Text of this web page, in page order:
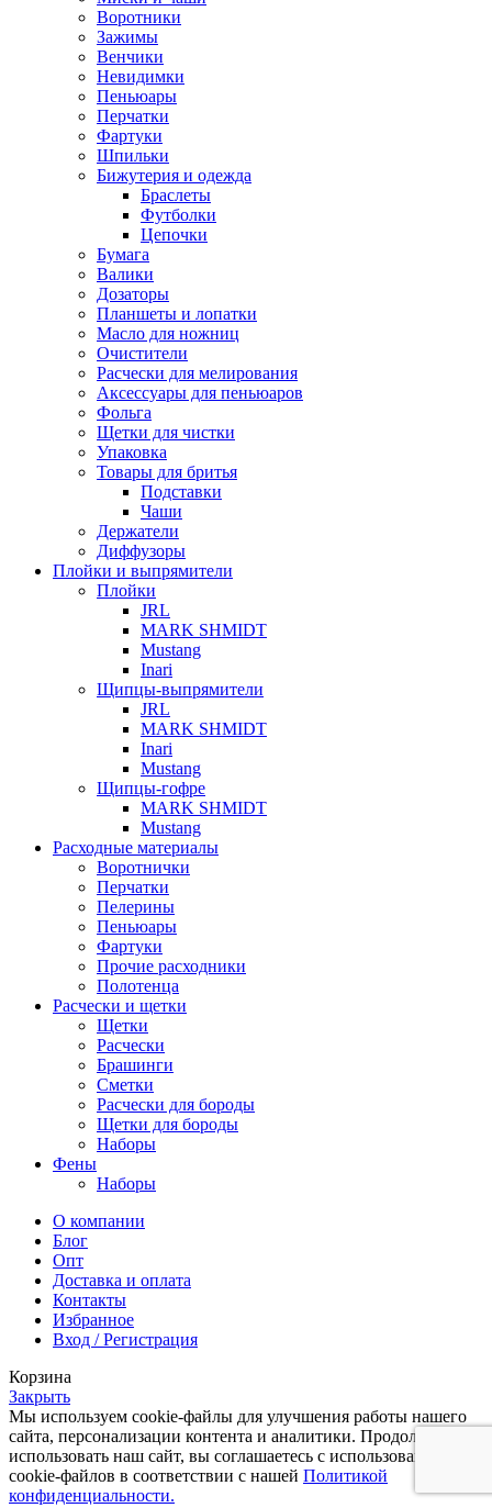
Воротники
Зажимы
Венчики
Невидимки
Пеньюары
Перчатки
Фартуки
Шпильки
Бижутерия и одежда
Браслеты
Футболки
Цепочки
Бумага
Валики
Дозаторы
Планшеты и лопатки
Масло для ножниц
Очистители
Расчески для мелирования
Аксессуары для пеньюаров
Фольга
Щетки для чистки
Упаковка
Товары для бритья
Подставки
Чаши
Держатели
Диффузоры
Плойки и выпрямители
Плойки
JRL
MARK SHMIDT
Mustang
Inari
Щипцы-выпрямители
JRL
MARK SHMIDT
Inari
Mustang
Щипцы-гофре
MARK SHMIDT
Mustang
Расходные материалы
Воротнички
Перчатки
Пелерины
Пеньюары
Фартуки
Прочие расходники
Полотенца
Расчески и щетки
Щетки
Расчески
Брашинги
Сметки
Расчески для бороды
Щетки для бороды
Наборы
Фены
Наборы
О компании
Блог
Опт
Доставка и оплата
Контакты
Избранное
Вход / Регистрация
Корзина
Закрыть
Мы используем cookie-файлы для улучшения работы нашего
сайта, персонализации контента и аналитики. Продолжая
использовать наш сайт, вы соглашаетесь с использованием
cookie-файлов в соответствии с нашей Политикой
конфиденциальности.